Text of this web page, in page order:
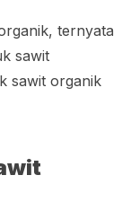
ternyata
sawit
sawit organik